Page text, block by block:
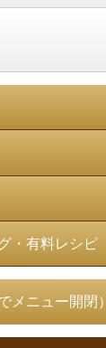
・有料レシピ
メニュー開閉）